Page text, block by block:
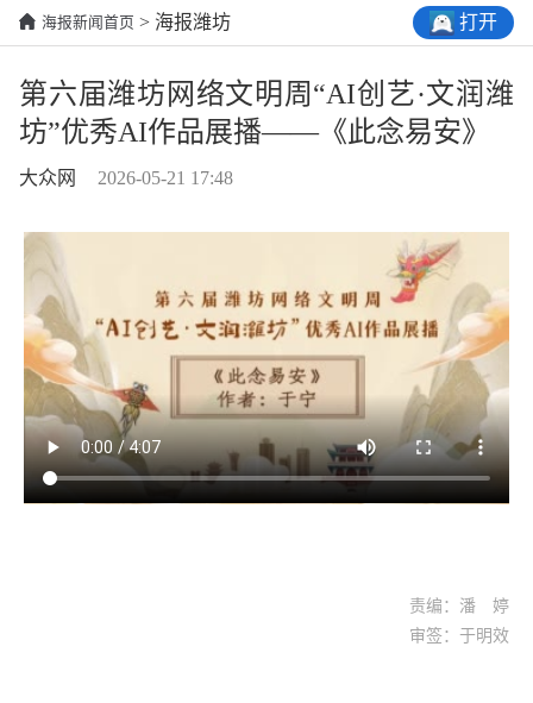
海报新闻首页 > 海报潍坊 打开
第六届潍坊网络文明周“AI创艺·文润潍
坊”优秀AI作品展播——《此念易安》
大众网 2026-05-21 17:48
责编：潘 婷
审签：于明效